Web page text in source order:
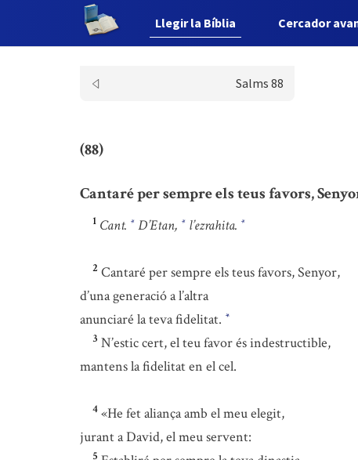
Llegir la Bíblia Cercador
Salms 88
(88)
Cantaré per sempre els teus favors,
1 Cant. * D’Etan, * l’ezrahita. *
2 Cantaré per sempre els teus favors, Senyor,
d’una generació a l’altra
anunciaré la teva fidelitat. *
3 N’estic cert, el teu favor és indestructible,
mantens la fidelitat en el cel.
4 «He fet aliança amb el meu elegit,
jurant a David, el meu servent:
5